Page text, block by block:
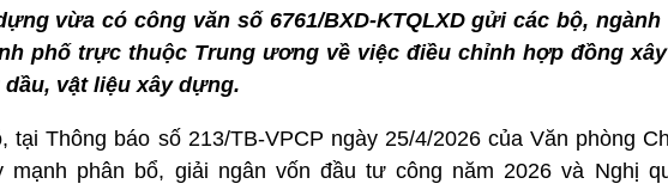
vừa có công văn số 6761/BXD-KTQLXD gửi các bộ,
phố trực thuộc Trung ương về việc điều chỉnh hợp đồng
dầu, vật liệu xây dựng.
tại Thông báo số 213/TB-VPCP ngày 25/4/2026 của Văn phòng
mạnh phân bổ, giải ngân vốn đầu tư công năm 2026 và Nghị